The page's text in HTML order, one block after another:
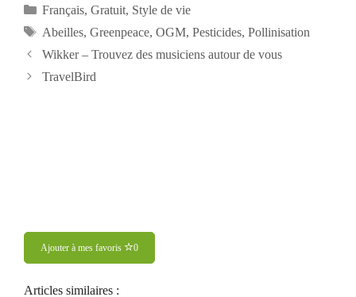
Catégories
Français, Gratuit, Style de vie
Étiquettes
Abeilles, Greenpeace, OGM, Pesticides, Pollinisation
Navigation
des
Wikker – Trouvez des musiciens autour de vous
TravelBird
Ajouter à mes favoris 0
Articles similaires :